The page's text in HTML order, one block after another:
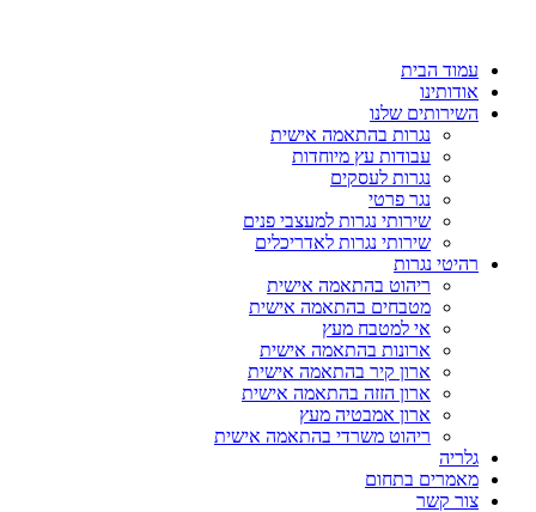
עמוד הבית
אודותינו
השירותים שלנו
נגרות בהתאמה אישית
עבודות עץ מיוחדות
נגרות לעסקים
נגר פרטי
שירותי נגרות למעצבי פנים
שירותי נגרות לאדריכלים
רהיטי נגרות
ריהוט בהתאמה אישית
מטבחים בהתאמה אישית
אי למטבח מעץ
ארונות בהתאמה אישית
ארון קיר בהתאמה אישית
ארון הזזה בהתאמה אישית
ארון אמבטיה מעץ
ריהוט משרדי בהתאמה אישית
גלריה
מאמרים בתחום
צור קשר